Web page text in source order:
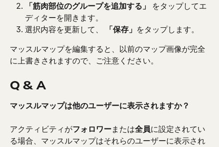
「筋肉部位のグループを追加する」
をタップしてエ
ディターを開きます。
選択内容を更新して、
「保存」 をタップします。
マッスルマップを編集すると、以前のマップ画像が完全
に上書きされますので、ご注意ください。
Q & A
マッスルマップは他のユーザーに表示されますか？
アクティビティがフォロワーまたは全員に設定されてい
る場合、マッスルマップはそれらのユーザーに表示され